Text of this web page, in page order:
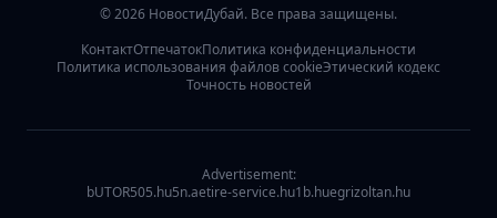
©2026 НовостиДубай. Все права защищены.
КонтактОтпечатокПолитика конфиденциальности
Политика использования файлов cookieЭтический кодекс
Точность новостей
Advertisement:
bUTOR505.hu5n.aetire-service.hu1b.huegrizoltan.hu